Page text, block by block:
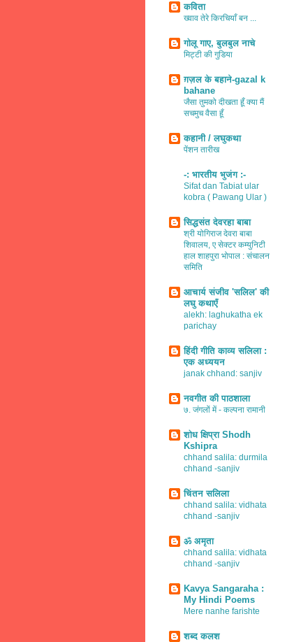
कविता
ख्वाव तेरे किरचियाँ बन ...
गोलू गाए, बुलबुल नाचे
मिट्टी की गुडिया
ग़ज़ल के बहाने-gazal k
bahane
जैसा तुमको दीखता हूँ क्या मैं
सचमुच वैसा हूँ
कहानी / लघुकथा
पेंशन तारीख
-: भारतीय भुजंग :-
Sifat dan Tabiat ular
kobra ( Pawang Ular )
सिद्धसंत देवरहा बाबा
श्री योगिराज देवरा बाबा
शिवालय, ए सेक्टर कम्युनिटी
हाल शाहपुरा भोपाल : संचालन
समिति
आचार्य संजीव 'सलिल' की
लघु कथाएँ
alekh: laghukatha ek
parichay
हिंदी गीति काव्य सलिला :
एक अध्ययन
janak chhand: sanjiv
नवगीत की पाठशाला
७. जंगलों में - कल्पना रामानी
शोध क्षिप्रा Shodh
Kshipra
chhand salila: durmila
chhand -sanjiv
चिंतन सलिला
chhand salila: vidhata
chhand -sanjiv
ॐ अमृता
chhand salila: vidhata
chhand -sanjiv
Kavya Sangaraha :
My Hindi Poems
Mere nanhe farishte
शब्द कलश